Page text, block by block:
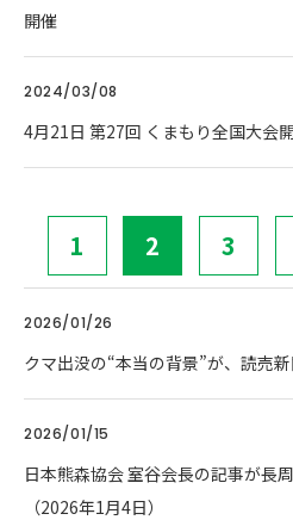
開催
2024/03/08
4月21日 第27回 くまもり全国大会
1 2 3
2026/01/26
クマ出没の“本当の背景”が、読売
2026/01/15
日本熊森協会 室谷会長の記事が長
（2026年1月4日）